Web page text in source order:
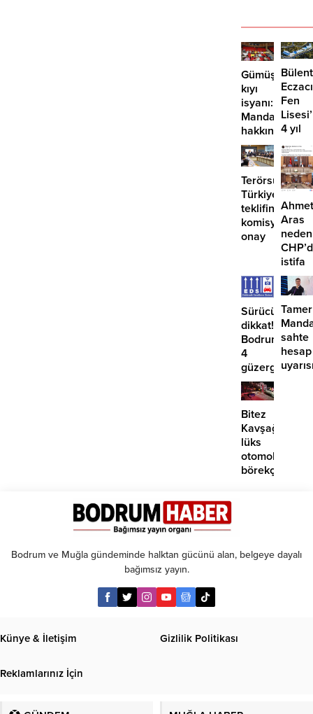
Gümüşlük’te
kıyı
isyanı:
Mandalinci
hakkında
suç
duyurusu
Bülent
Fen
4 yıl
geçti,
hâlâ
proje
Terörsüz
Türkiye
teklifine
komisyondan
onay
Ahmet
Aras
neden
istifa
Sürücüler
dikkat!
Bodrum’da
4
güzergahta
EDS
başlıyor
Tamer
sahte
hesap
Bitez
Kavşağı’nda
lüks
otomobil
börekçiye
Bodrum ve Muğla gündeminde halktan gücünü alan, belgeye dayalı
bağımsız yayın.
Künye & İletişim Gizlilik Politikası
Reklamlarınız İçin